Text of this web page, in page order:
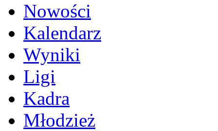
Nowości
Kalendarz
Wyniki
Ligi
Kadra
Młodzież